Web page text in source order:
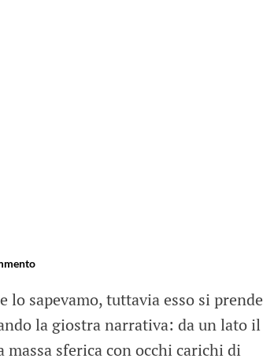
lo sapevamo, tuttavia esso si prende
la giostra narrativa: da un lato il
sferica con occhi carichi di